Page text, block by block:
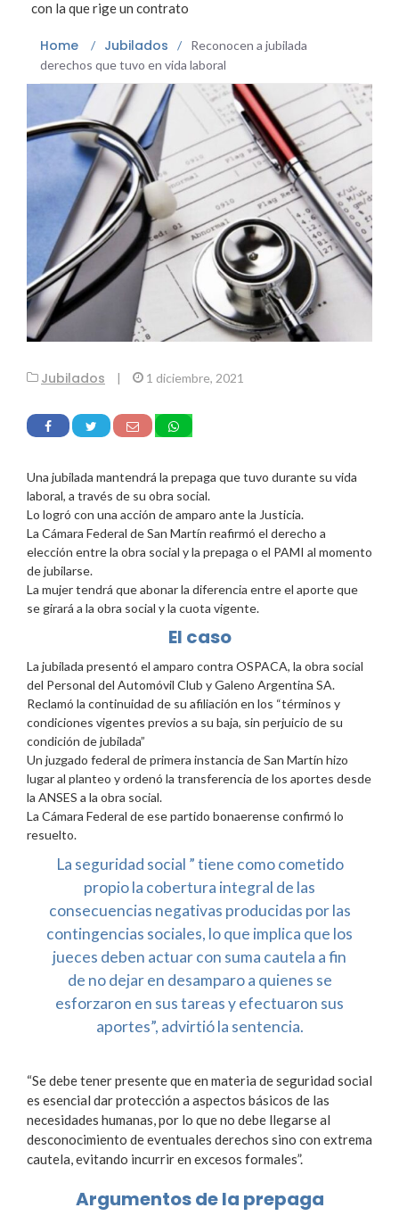
con la que rige un contrato
Home / Jubilados /
Reconocen a jubilada
derechos que tuvo en vida laboral
Jubilados | 1 diciembre, 2021
Una jubilada mantendrá la prepaga que tuvo durante su vida
laboral, a través de su obra social.
Lo logró con una acción de amparo ante la Justicia.
La Cámara Federal de San Martín reafirmó el derecho a
elección entre la obra social y la prepaga o el PAMI al momento
de jubilarse.
La mujer tendrá que abonar la diferencia entre el aporte que
se girará a la obra social y la cuota vigente.
El caso
La jubilada presentó el amparo contra OSPACA, la obra social
del Personal del Automóvil Club y Galeno Argentina SA.
Reclamó la continuidad de su afiliación en los “términos y
condiciones vigentes previos a su baja, sin perjuicio de su
condición de jubilada”
Un juzgado federal de primera instancia de San Martín hizo
lugar al planteo y ordenó la transferencia de los aportes desde
la ANSES a la obra social.
La Cámara Federal de ese partido bonaerense confirmó lo
resuelto.
La seguridad social ” tiene como cometido
propio la cobertura integral de las
consecuencias negativas producidas por las
contingencias sociales, lo que implica que los
jueces deben actuar con suma cautela a fin
de no dejar en desamparo a quienes se
esforzaron en sus tareas y efectuaron sus
aportes”, advirtió la sentencia.
“Se debe tener presente que en materia de seguridad social
es esencial dar protección a aspectos básicos de las
necesidades humanas, por lo que no debe llegarse al
desconocimiento de eventuales derechos sino con extrema
cautela, evitando incurrir en excesos formales”.
Argumentos de la prepaga